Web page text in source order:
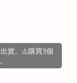
貨。⚠️購買3個